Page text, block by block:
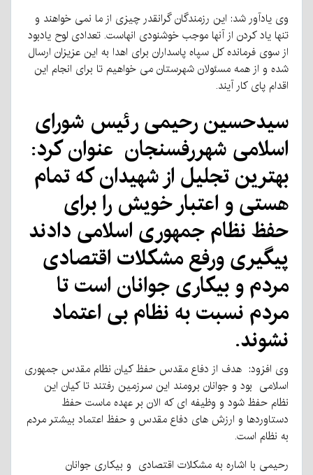
وی یادآور شد: این رزمندگان گرانقدر چیزی از ما نمی خواهند و
تنها یاد کردن از آنها موجب خوشنودی انهاست. تعدادی لوح یادبود
از سوی فرمانده کل سپاه پاسداران برای اهدا به این عزیزان ارسال
شده و از همه مسئولان شهرستان می خواهیم تا برای انجام این
اقدام پای کار آیند.
سیدحسین رحیمی رئیس شورای
اسلامی شهررفسنجان عنوان کرد:
بهترین تجلیل از شهیدان که تمام
هستی و اعتبار خویش را برای
حفظ نظام جمهوری اسلامی دادند
پیگیری ورفع مشکلات اقتصادی
مردم و بیکاری جوانان است تا
مردم نسبت به نظام بی اعتماد
نشوند.
وی افزود: هدف از دفاع مقدس حفظ کیان نظام مقدس جمهوری
اسلامی بود و جوانان برومند این سرزمین رفتند تا کیان این
نظام حفظ شود و وظیفه ای که الان بر عهده ماست حفظ
دستاوردها و ارزش های دفاع مقدس و حفظ اعتماد بیشتر مردم
به نظام است.
رحیمی با اشاره به مشکلات اقتصادی و بیکاری جوانان